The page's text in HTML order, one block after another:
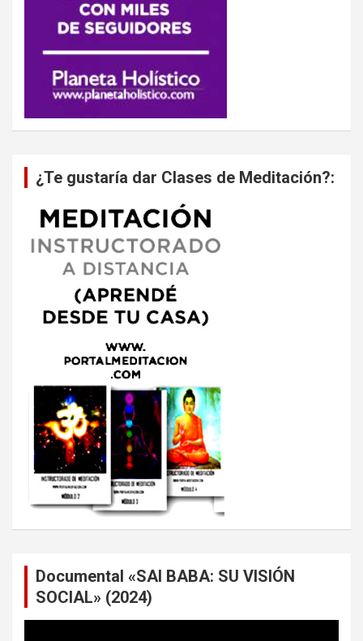
¿Te gustaría dar Clases de Meditación?:
Documental «SAI BABA: SU VISIÓN
SOCIAL» (2024)